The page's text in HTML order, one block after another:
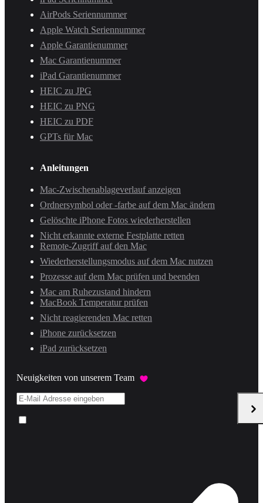
AirPods Seriennummer
Apple Watch Seriennummer
Apple Garantienummer
Mac Garantienummer
iPad Garantienummer
HEIC zu JPG
HEIC zu PNG
HEIC zu PDF
GPTs für Mac
Anleitungen
Mac-Zwischenablageverlauf anzeigen
Ordnersymbol oder -farbe auf dem Mac ändern
Gelöschte iPhone Fotos wiederherstellen
Nicht erkannte externe Festplatte retten
Remote-Zugriff auf den Mac
Wiederherstellungsmodus auf dem Mac nutzen
Prozesse auf dem Mac prüfen und beenden
Mac am Ruhezustand hindern
MacBook Temperatur prüfen
Nicht reagierenden Mac retten
iPhone zurücksetzen
iPad zurücksetzen
Neuigkeiten von unserem Team